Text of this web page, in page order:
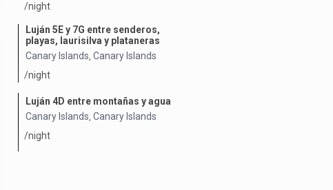
/night
Luján 5E y 7G entre senderos,
playas, laurisilva y plataneras
Canary Islands, Canary Islands
/night
Luján 4D entre montañas y agua
Canary Islands, Canary Islands
/night